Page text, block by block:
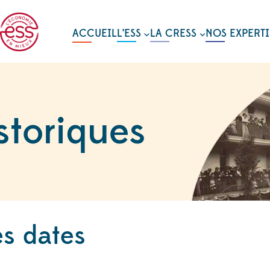
ACCUEILL’ESS LA CRESS NOS
dates